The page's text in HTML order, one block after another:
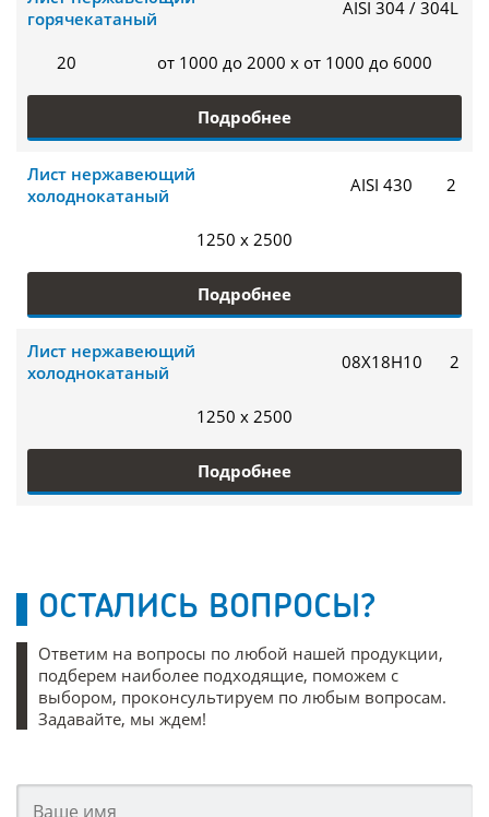
горячекатаный
AISI 304 / 304L
20 от 1000 до 2000 x от 1000 до 6000
Подробнее
Лист нержавеющий
холоднокатаный
AISI 430 2
1250 x 2500
Подробнее
Лист нержавеющий
холоднокатаный
08Х18Н10 2
1250 x 2500
Подробнее
ОСТАЛИСЬ ВОПРОСЫ?
Ответим на вопросы по любой нашей продукции,
подберем наиболее подходящие, поможем с
выбором, проконсультируем по любым вопросам.
Задавайте, мы ждем!